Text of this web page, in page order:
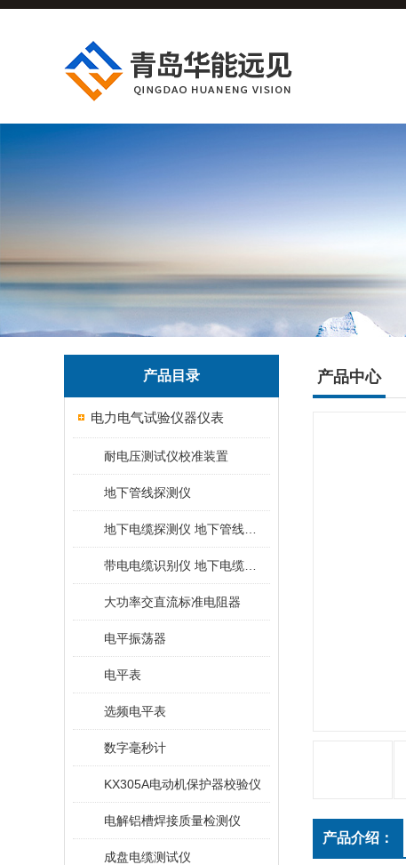
产品目录
电力电气试验仪器仪表
耐电压测试仪校准装置
地下管线探测仪
大功率交直流标准电阻器
电平振荡器
电平表
选频电平表
数字毫秒计
KX305A电动机保护器校验仪
电解铝槽焊接质量检测仪
成盘电缆测试仪
产品中心
产品介绍：